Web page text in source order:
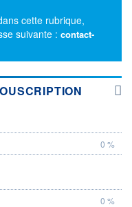
cette rubrique,
suivante : contact-
0 %
0 %